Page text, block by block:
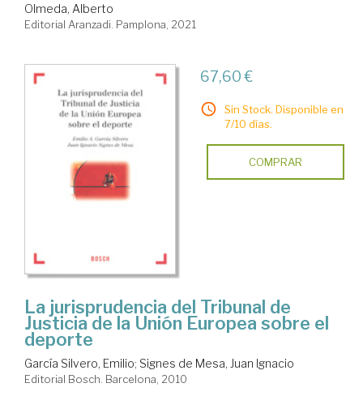
Olmeda, Alberto
Editorial Aranzadi. Pamplona, 2021
67,60 €
Sin Stock. Disponible en
7/10 días.
COMPRAR
La jurisprudencia del Tribunal de
Justicia de la Unión Europea sobre el
deporte
García Silvero, Emilio; Signes de Mesa, Juan Ignacio
Editorial Bosch. Barcelona, 2010